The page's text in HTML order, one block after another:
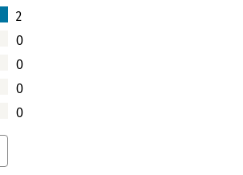
te schrijven. En
leef: ‘Hart voor
2
0
0
0
0